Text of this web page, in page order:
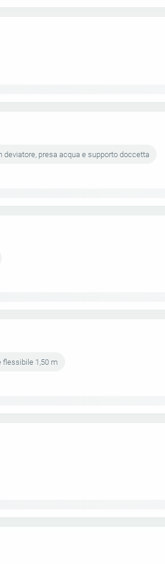
presa acqua e supporto doccetta
flessibile 1,50 m